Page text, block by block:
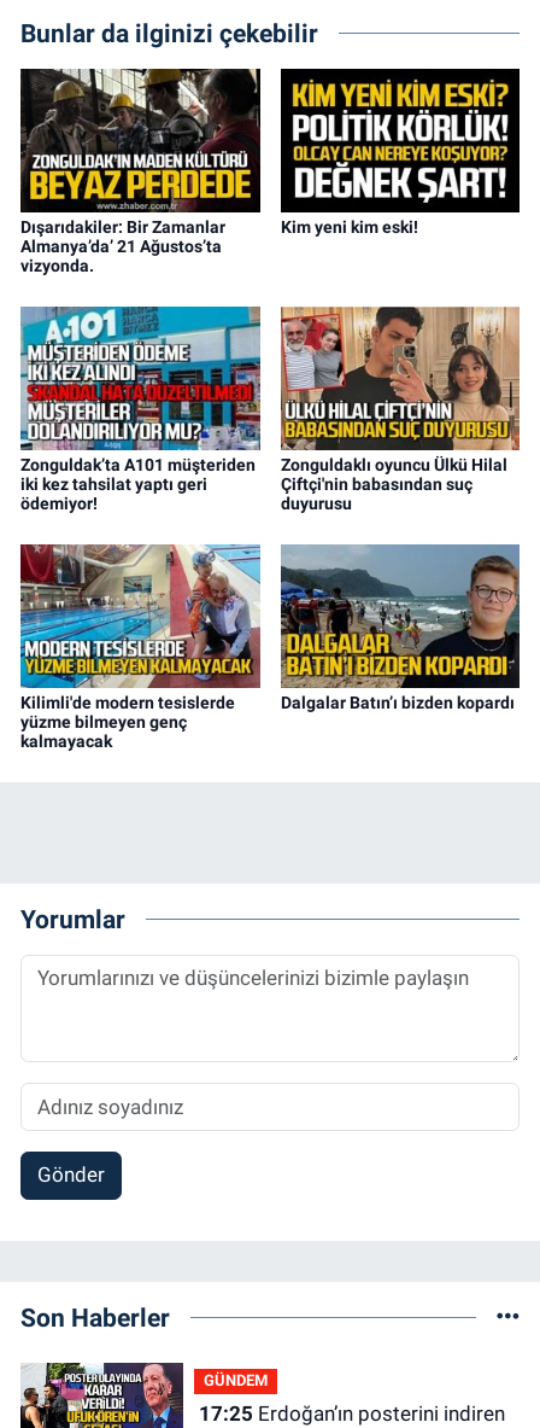
Bunlar da ilginizi çekebilir
Dışarıdakiler: Bir Zamanlar
Almanya’da’ 21 Ağustos’ta
vizyonda.
Kim yeni kim eski!
Zonguldak’ta A101 müşteriden
iki kez tahsilat yaptı geri
ödemiyor!
Zonguldaklı oyuncu Ülkü Hilal
Çiftçi'nin babasından suç
duyurusu
Kilimli'de modern tesislerde
yüzme bilmeyen genç
kalmayacak
Dalgalar Batın’ı bizden kopardı
Yorumlar
Gönder
Son Haberler
GÜNDEM
17:25